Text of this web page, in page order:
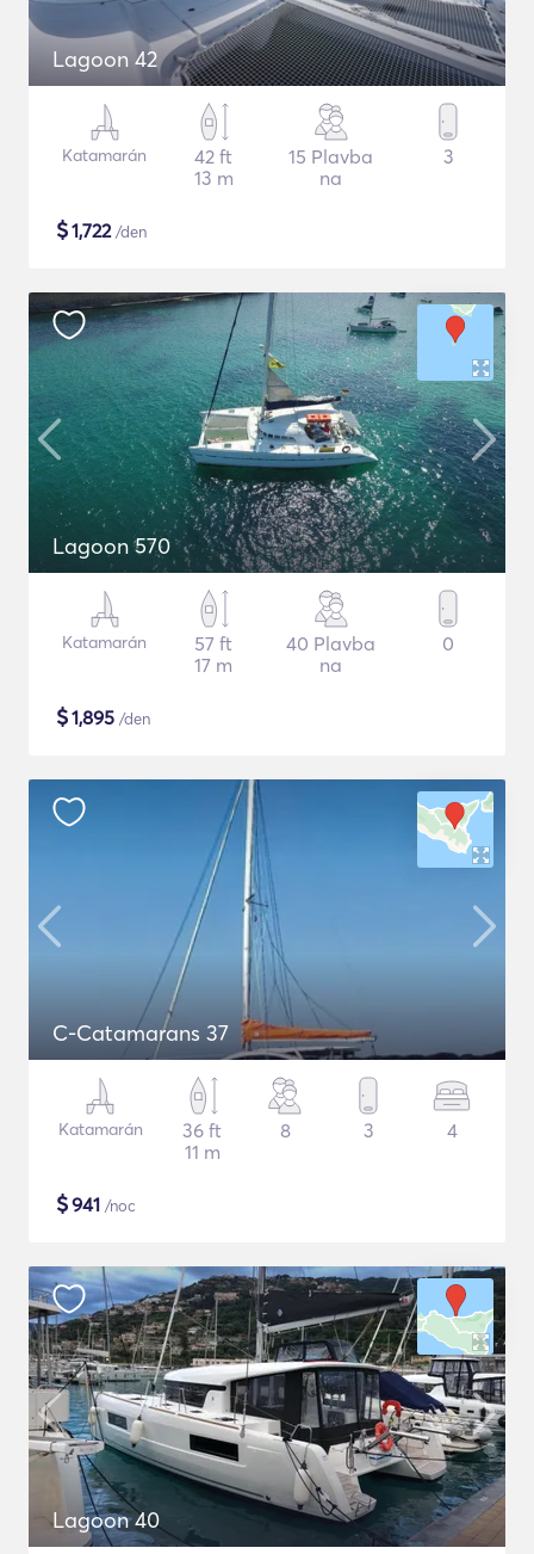
Lagoon 42
Katamarán
42 ft
13 m
15 Plavba
na
3
$1,722/den
Lagoon 570
Katamarán
57 ft
17 m
40 Plavba
na
0
$1,895 /den
C-Catamarans 37
Katamarán
36 ft
11 m
8 3 4
$941 /noc
Lagoon 40